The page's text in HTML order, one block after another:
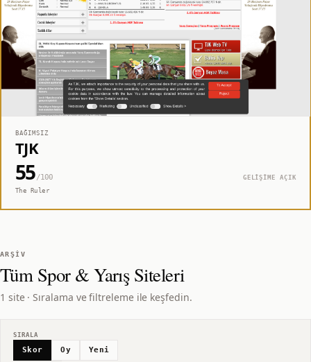
BAĞIMSIZ
TJK
55/100
GELİŞİME AÇIK
The Ruler
ARŞIV
TümSpor & YarışSiteleri
1 site · Sıralama ve filtreleme ile keşfedin.
SIRALA
Skor Oy Yeni